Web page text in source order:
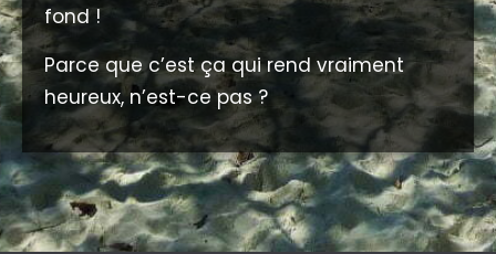
fond !
Parce que c’est ça qui rend vraiment
heureux, n’est-ce pas ?